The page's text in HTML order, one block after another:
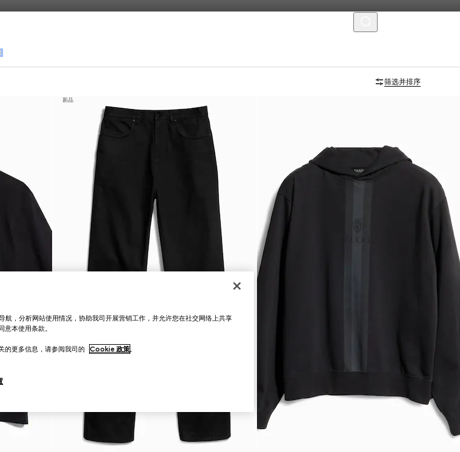
筛选并排序
新品
，分析网站使用情况，协助我司开展营销工作，并允许您在社交网络上共享
本使用条款。
的更多信息，请参阅我司的 Cookie 政策。